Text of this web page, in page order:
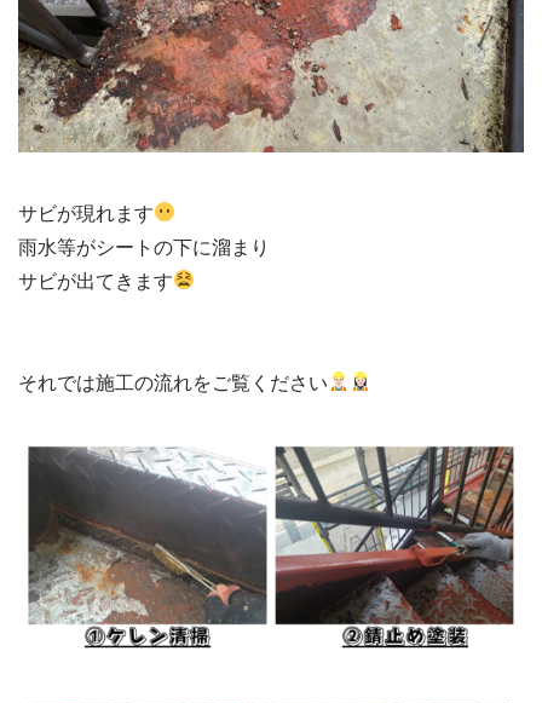
会社概要
選ばれる理由
サビが現れます
雨水等がシートの下に溜まり
サビが出てきます
それでは施工の流れをご覧ください